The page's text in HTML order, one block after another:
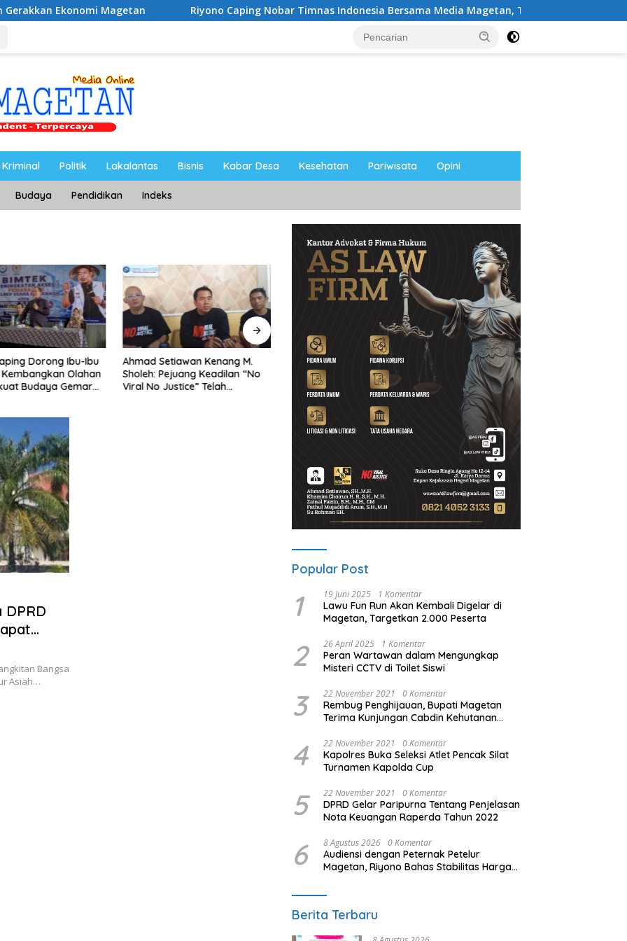
Magetan Riyono Caping Nobar Timnas Indonesia Bersama Media Magetan, Tetap Semangat Meski Garuda Gagal
Politik Lakalantas Bisnis Kabar Desa Kesehatan Pariwisata Opini
Budaya Pendidikan Indeks
Kenang M.
Keadilan “No
Telah
Lewat Program Desa BRILiaN,
BRI Magetan Dorong Desa
Wates Berprestasi
Noorbiyanto, S.H Nahkodai BPC
Peradin Magetan Periode
2026–2028, Siap Perkuat
Pendampingan Hukum
UNESA Gelar ICAPSTURE 2026
di Magetan, Dorong Inovasi
untuk Masa Depan
Berkelanjutan
DPRD
Bangsa
Asiah…
Popular Post
1 19 Juni 2025 1 Komentar
Lawu Fun Run Akan Kembali Digelar di
Magetan, Targetkan 2.000 Peserta
2 26 April 2025 1 Komentar
Peran Wartawan dalam Mengungkap
Misteri CCTV di Toilet Siswi
3 22 November 2021 0 Komentar
Rembug Penghijauan, Bupati Magetan
Terima Kunjungan Cabdin Kehutanan
4 22 November 2021 0 Komentar
Kapolres Buka Seleksi Atlet Pencak Silat
Turnamen Kapolda Cup
5 22 November 2021 0 Komentar
DPRD Gelar Paripurna Tentang Penjelasan
Nota Keuangan Raperda Tahun 2022
6 8 Agustus 2026 0 Komentar
Audiensi dengan Peternak Petelur
Magetan, Riyono Bahas Stabilitas Harga
Berita Terbaru